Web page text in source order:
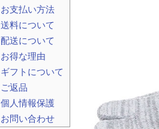
お支払い方法
送料について
配送について
お得な理由
ギフトについて
ご返品
個人情報保護
お問い合わせ